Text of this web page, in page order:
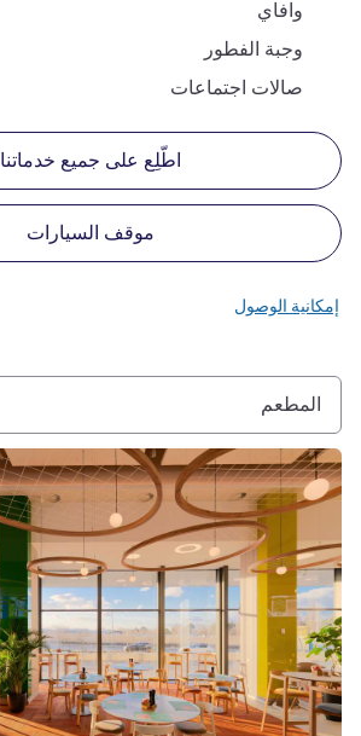
وافاي
وجبة الفطور
صالات اجتماعات
اطّلِع على جميع خدماتنا
موقف السيارات
إمكانية الوصول
المطعم
راجع التفاصيل